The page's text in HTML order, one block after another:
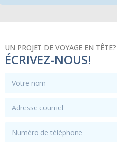
UN PROJET DE VOYAGE EN TÊTE?
ÉCRIVEZ-NOUS!